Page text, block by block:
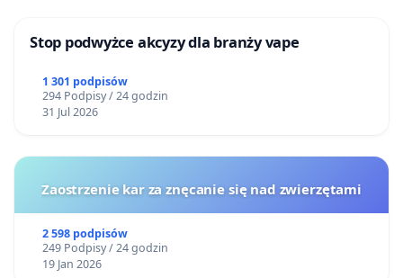
Stop podwyżce akcyzy dla branży vape
1 301 podpisów
294 Podpisy / 24 godzin
31 Jul 2026
Zaostrzenie kar za znęcanie się nad zwierzętami
2 598 podpisów
249 Podpisy / 24 godzin
19 Jan 2026